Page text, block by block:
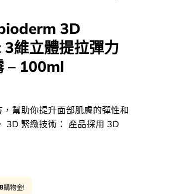
3D
維立體提拉彈力
– 100ml
幫助你提升面部肌膚的彈性和
3D 緊緻技術： 產品採用 3D
購物金!